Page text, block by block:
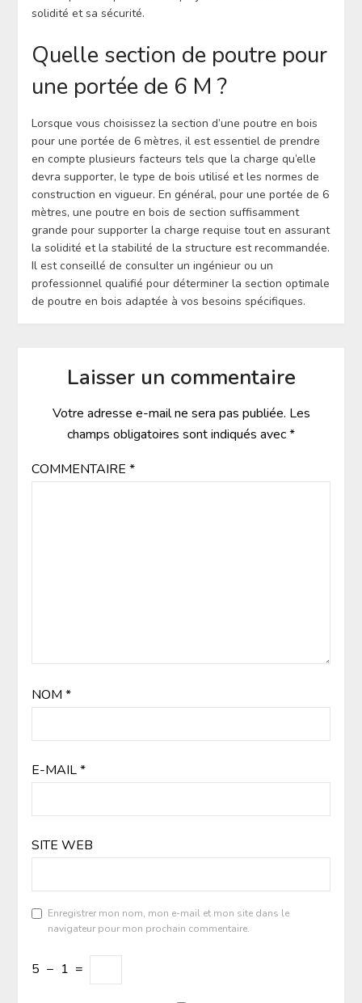
solidité et sa sécurité.
Quelle section de poutre pour
une portée de 6 M ?
Lorsque vous choisissez la section d’une poutre en bois
pour une portée de 6 mètres, il est essentiel de prendre
en compte plusieurs facteurs tels que la charge qu’elle
devra supporter, le type de bois utilisé et les normes de
construction en vigueur. En général, pour une portée de 6
mètres, une poutre en bois de section suffisamment
grande pour supporter la charge requise tout en assurant
la solidité et la stabilité de la structure est recommandée.
Il est conseillé de consulter un ingénieur ou un
professionnel qualifié pour déterminer la section optimale
de poutre en bois adaptée à vos besoins spécifiques.
Laisser un commentaire
Votre adresse e-mail ne sera pas publiée. Les
champs obligatoires sont indiqués avec*
COMMENTAIRE *
NOM *
E-MAIL*
SITE WEB
Enregistrer mon nom, mon e-mail et mon site dans le
navigateur pour mon prochain commentaire.
5 − 1 =